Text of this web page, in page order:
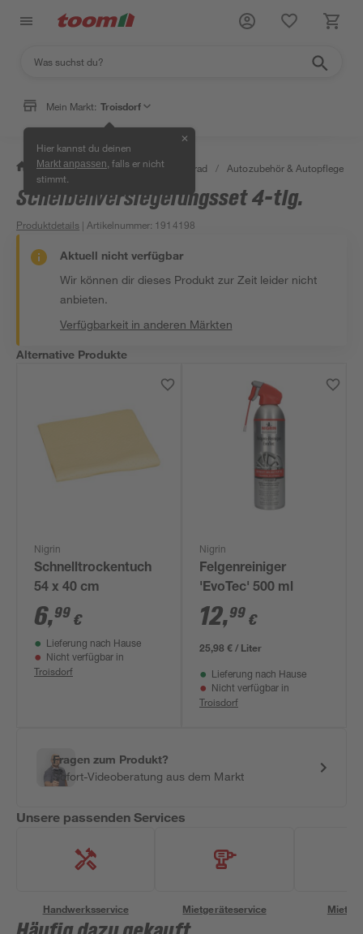
Mein Markt: Troisdorf
Hier kannst du deinen
Markt anpassen , falls er nicht
stimmt.
✕
/ Garten & Freizeit / Auto & Fahrrad / Autozubehör & Autopflege
Scheibenversiegelungsset 4-tlg.
Produktdetails | Artikelnummer: 1914198
Aktuell nicht verfügbar
Wir können dir dieses Produkt zur Zeit leider nicht
anbieten.
Verfügbarkeit in anderen Märkten
Alternative Produkte
Nigrin
Schnelltrockentuch
54 x 40 cm
6,99 €
Lieferung nach Hause
Nicht verfügbar in
Troisdorf
Nigrin
Felgenreiniger
'EvoTec' 500 ml
12,99 €
25,98 € / Liter
Lieferung nach Hause
Nicht verfügbar in
Troisdorf
Fragen zum Produkt?
Sofort-Videoberatung aus dem Markt
Unsere passenden Services
Handwerksservice Mietgeräteservice